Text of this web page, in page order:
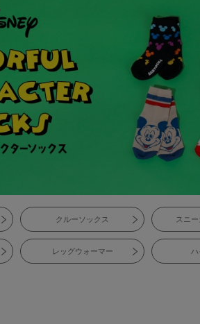
クルーソックス スニ
レッグウォーマー